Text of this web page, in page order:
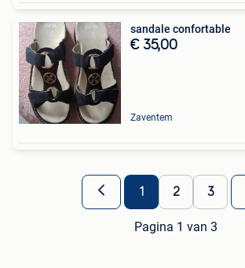
sandale confortable
€ 35,00
Zaventem
1 2 3
Pagina 1 van 3